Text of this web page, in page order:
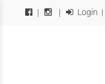
Login |